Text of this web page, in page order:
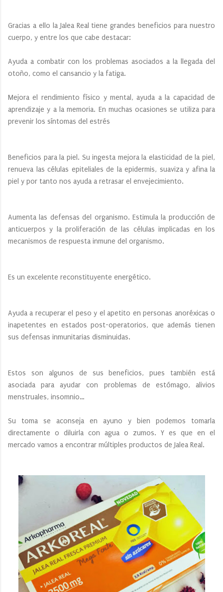
Gracias a ello la Jalea Real tiene grandes beneficios para nuestro
cuerpo, y entre los que cabe destacar:
Ayuda a combatir con los problemas asociados a la llegada del
otoño, como el cansancio y la fatiga.
Mejora el rendimiento físico y mental, ayuda a la capacidad de
aprendizaje y a la memoria. En muchas ocasiones se utiliza para
prevenir los síntomas del estrés
Beneficios para la piel. Su ingesta mejora la elasticidad de la piel,
renueva las células epiteliales de la epidermis, suaviza y afina la
piel y por tanto nos ayuda a retrasar el envejecimiento.
Aumenta las defensas del organismo. Estimula la producción de
anticuerpos y la proliferación de las células implicadas en los
mecanismos de respuesta inmune del organismo.
Es un excelente reconstituyente energético.
Ayuda a recuperar el peso y el apetito en personas anoréxicas o
inapetentes en estados post-operatorios, que además tienen
sus defensas inmunitarias disminuidas.
Estos son algunos de sus beneficios, pues también está
asociada para ayudar con problemas de estómago, alivios
menstruales, insomnio…
Su toma se aconseja en ayuno y bien podemos tomarla
directamente o diluirla con agua o zumos. Y es que en el
mercado vamos a encontrar múltiples productos de Jalea Real.